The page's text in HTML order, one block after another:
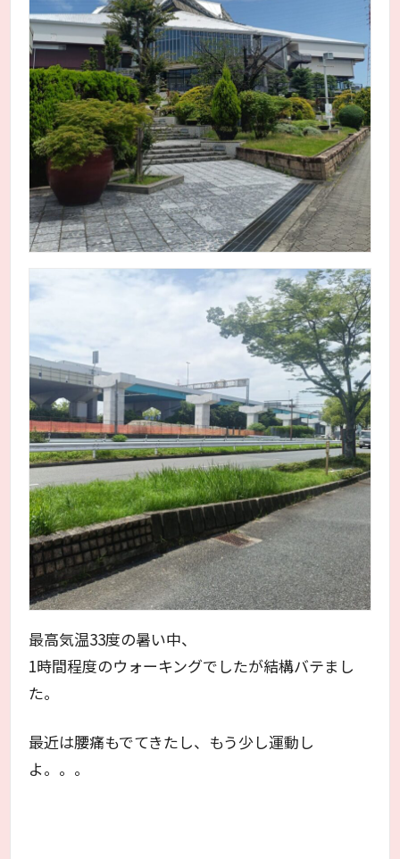
最高気温33度の暑い中、
1時間程度のウォーキングでしたが結構バテまし
た。
最近は腰痛もでてきたし、もう少し運動し
よ。。。